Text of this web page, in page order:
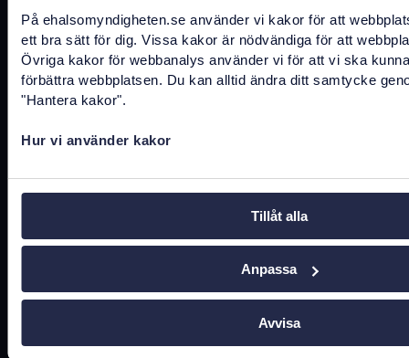
På ehalsomyndigheten.se använder vi kakor för att
ett bra sätt för dig. Vissa kakor är nödvändiga för att
Övriga kakor för webbanalys använder vi för att vi ska
förbättra webbplatsen. Du kan alltid ändra ditt samtycke
"Hantera kakor".
Hur vi använder kakor
Tillåt alla
Anpassa
Avvisa
Tel. 010-458 62 00(växel)
Tel.010-106 07 98(presstjänst)
Tillgänglighet
Om webbplatsen